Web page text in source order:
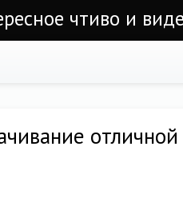
чтиво и